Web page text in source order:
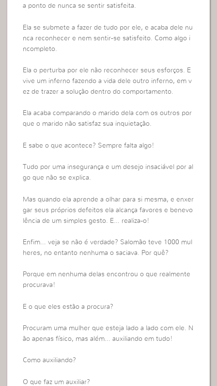
a ponto de nunca se sentir satisfeita.
Ela se submete a fazer de tudo por ele, e acaba dele nu
nca reconhecer e nem sentir-se satisfeito. Como algo i
ncompleto.
Ela o perturba por ele não reconhecer seus esforços. E
vive um inferno fazendo a vida dele outro inferno, em v
ez de trazer a solução dentro do comportamento.
Ela acaba comparando o marido dela com os outros por
que o marido não satisfaz sua inquietação.
E sabe o que acontece? Sempre falta algo!
Tudo por uma insegurança e um desejo insaciável por al
go que não se explica.
Mas quando ela aprende a olhar para si mesma, e enxer
gar seus próprios defeitos ela alcança favores e benevo
lência de um simples gesto. E… realiza-o!
Enfim… veja se não é verdade? Salomão teve 1000 mul
heres, no entanto nenhuma o saciava. Por quê?
Porque em nenhuma delas encontrou o que realmente
procurava!
E o que eles estão a procura?
Procuram uma mulher que esteja lado a lado com ele. N
ão apenas físico, mas além… auxiliando em tudo!
Como auxiliando?
O que faz um auxiliar?